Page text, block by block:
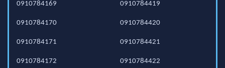
0910784169
0910784170
0910784171
0910784172
0910784419
0910784420
0910784421
0910784422